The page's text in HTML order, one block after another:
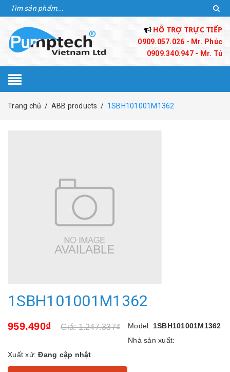
HỖ TRỢ TRỰC TIẾP
0909.057.026 - Mr. Phúc
0909.340.947 - Mr. Tú
Trang chủ / ABB products / 1SBH101001M1362
1SBH101001M1362
959.490₫ Giá: 1.247.337₫ Model: 1SBH101001M1362
Nhà sản xuất:
Xuất xứ:Đang cập nhật